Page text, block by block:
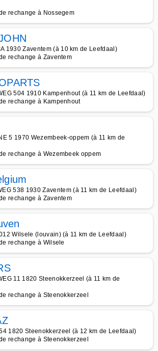
rechange à Nossegem
1930 Zaventem (à 10 km de Leefdaal)
rechange à Zaventem
504 1910 Kampenhout (à 11 km de Leefdaal)
rechange à Kampenhout
5 1970 Wezembeek-oppem (à 11 km de
rechange à Wezembeek oppem
538 1930 Zaventem (à 11 km de Leefdaal)
rechange à Zaventem
Wilsele (louvain) (à 11 km de Leefdaal)
rechange à Wilsele
11 1820 Steenokkerzeel (à 11 km de
rechange à Steenokkerzeel
1820 Steenokkerzeel (à 12 km de Leefdaal)
rechange à Steenokkerzeel